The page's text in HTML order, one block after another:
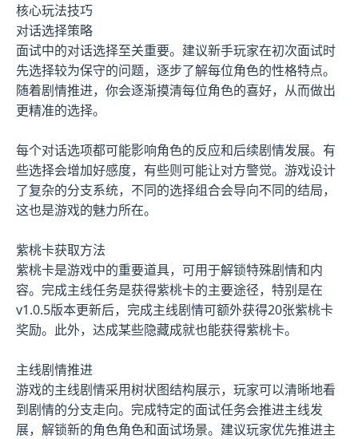
核心玩法技巧
对话选择策略
面试中的对话选择至关重要。建议新手玩家在初次面试时
先选择较为保守的问题，逐步了解每位角色的性格特点。
随着剧情推进，你会逐渐摸清每位角色的喜好，从而做出
更精准的选择。
每个对话选项都可能影响角色的反应和后续剧情发展。有
些选择会增加好感度，有些则可能让对方警觉。游戏设计
了复杂的分支系统，不同的选择组合会导向不同的结局，
这也是游戏的魅力所在。
紫桃卡获取方法
紫桃卡是游戏中的重要道具，可用于解锁特殊剧情和内
容。完成主线任务是获得紫桃卡的主要途径，特别是在
v1.0.5版本更新后，完成主线剧情可额外获得20张紫桃卡
奖励。此外，达成某些隐藏成就也能获得紫桃卡。
主线剧情推进
游戏的主线剧情采用树状图结构展示，玩家可以清晰地看
到剧情的分支走向。完成特定的面试任务会推进主线发
展，解锁新的角色角色和面试场景。建议玩家优先推进主